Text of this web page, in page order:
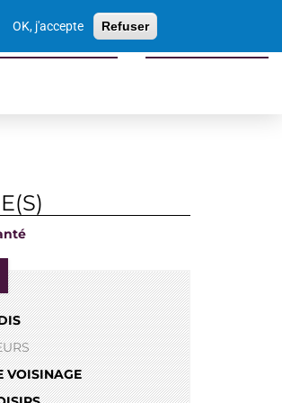
OK, j'accepte Refuser
loisirs tourisme
VOISINAGE